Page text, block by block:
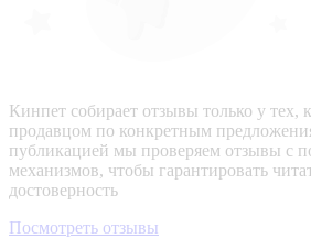
Кинпет собирает отзывы только у тех,
продавцом по конкретным
публикацией мы проверяем отзывы с
механизмов, чтобы гарантировать
достоверность
Посмотреть отзывы